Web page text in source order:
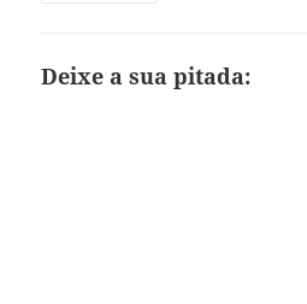
Deixe a sua pitada: